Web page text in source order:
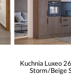
Kuchnia Luxeo
Storm/Beige